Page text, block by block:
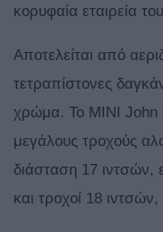
κορυφαία εταιρεία
Αποτελείται από
τετραπίστονες
χρώμα. Το MINI John
μεγάλους τροχούς
διάσταση 17 ιντσών,
και τροχοί 18